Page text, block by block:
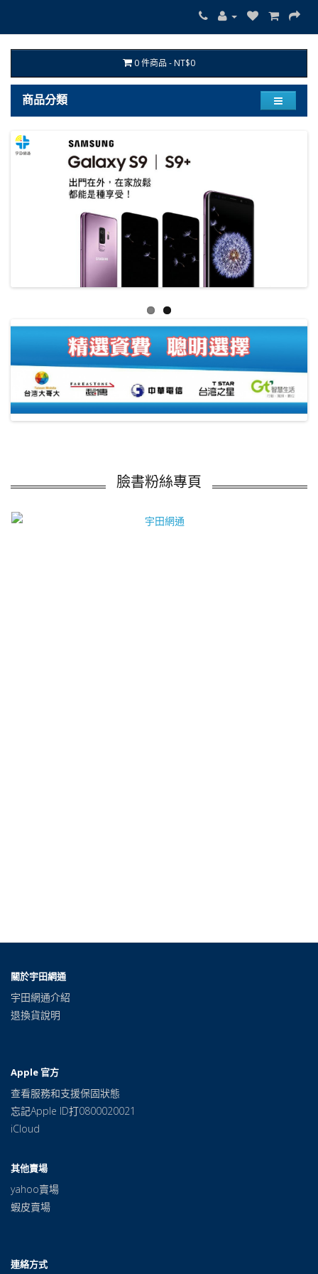
0 件商品 - NT$0
商品分類
臉書粉絲專頁
關於宇田網通
宇田網通介紹
退換貨說明
Apple 官方
查看服務和支援保固狀態
忘記Apple ID打0800020021
iCloud
其他賣場
yahoo賣場
蝦皮賣場
連絡方式